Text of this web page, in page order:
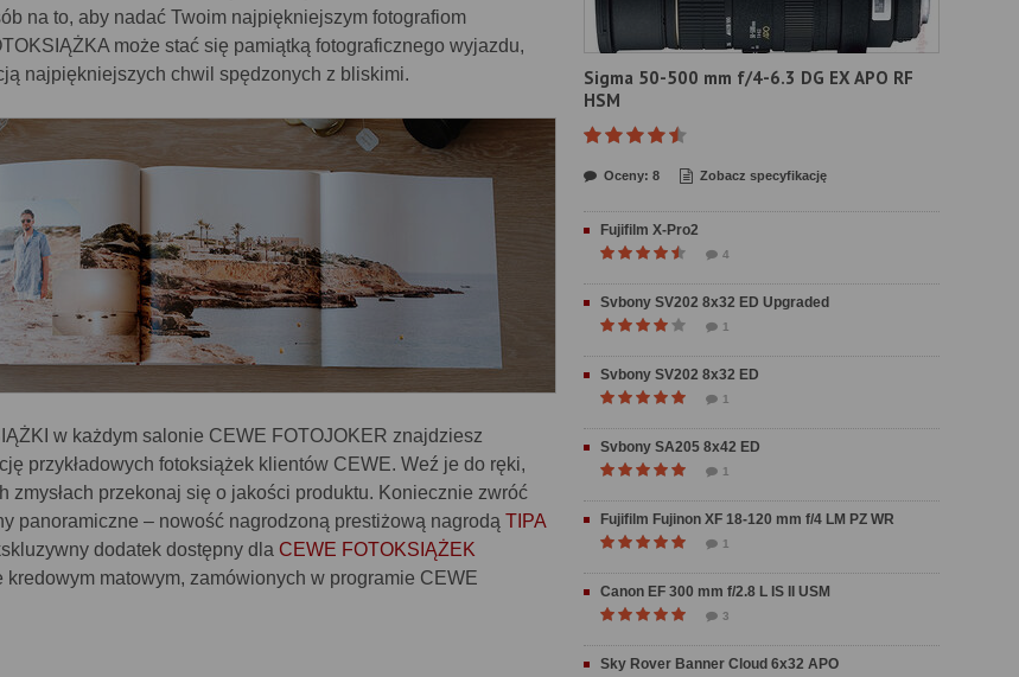
na to, aby nadać Twoim najpiękniejszym fotografiom
może stać się pamiątką fotograficznego wyjazdu,
najpiękniejszych chwil spędzonych z bliskimi.
w każdym salonie CEWE FOTOJOKER znajdziesz
przykładowych fotoksiążek klientów CEWE. Weź je do ręki,
zmysłach przekonaj się o jakości produktu. Koniecznie zwróć
panoramiczne – nowość nagrodzoną prestiżową nagrodą TIPA
dodatek dostępny dla CEWE FOTOKSIĄŻEK
kredowym matowym, zamówionych w programie CEWE
Sigma 50-500 mm f/4-6.3 DG EX APO RF
HSM
Oceny: 8 Zobacz specyfikację
Fujifilm X-Pro2
4
Svbony SV202 8x32 ED Upgraded
1
Svbony SV202 8x32 ED
1
Svbony SA205 8x42 ED
1
Fujifilm Fujinon XF 18-120 mm f/4 LM PZ WR
1
Canon EF 300 mm f/2.8 L IS II USM
3
Sky Rover Banner Cloud 6x32 APO